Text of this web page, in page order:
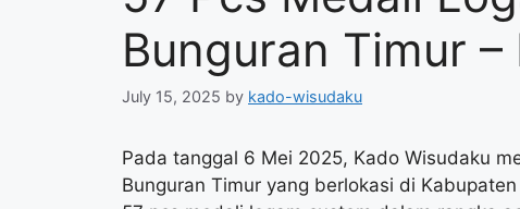
Bunguran Timur –
July 15, 2025 by kado-wisudaku
Pada tanggal 6 Mei 2025, Kado Wisudaku
Bunguran Timur yang berlokasi di